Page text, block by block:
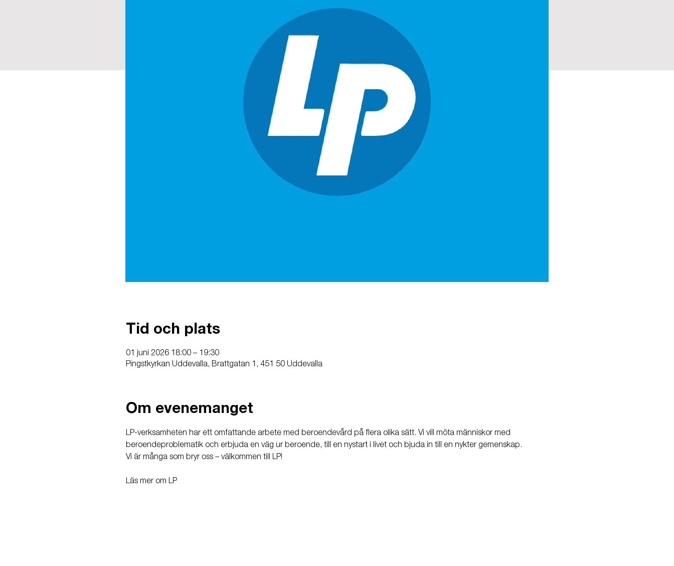
Tid och plats
01 juni 2026 18:00 – 19:30
Pingstkyrkan Uddevalla, Brattgatan 1, 451 50 Uddevalla
Om evenemanget
LP-verksamheten har ett omfattande arbete med beroendevård på flera olika sätt. Vi vill möta människor med
beroendeproblematik och erbjuda en väg ur beroende, till en nystart i livet och bjuda in till en nykter gemenskap.
Vi är många som bryr oss – välkommen till LP!
Läs mer om LP